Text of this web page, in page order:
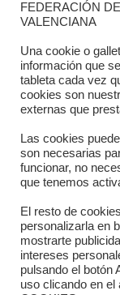
FEDERACIÓN
VALENCIANA
Una cookie o
información que
tableta cada vez
cookies son
externas que
Las cookies
son necesarias
funcionar, no
que tenemos
El resto de
personalizarla en
mostrarte
intereses
pulsando el botón
uso clicando en